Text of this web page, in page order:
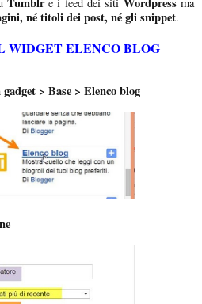
né titoli dei post, né gli snippet.
WIDGET ELENCO BLOG
> Base > Elenco blog